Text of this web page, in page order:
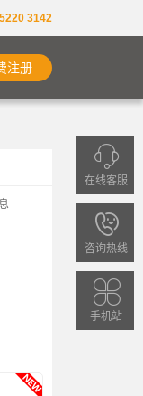
3142
注册
在线客服
迎
拨
咨询热线
手机站